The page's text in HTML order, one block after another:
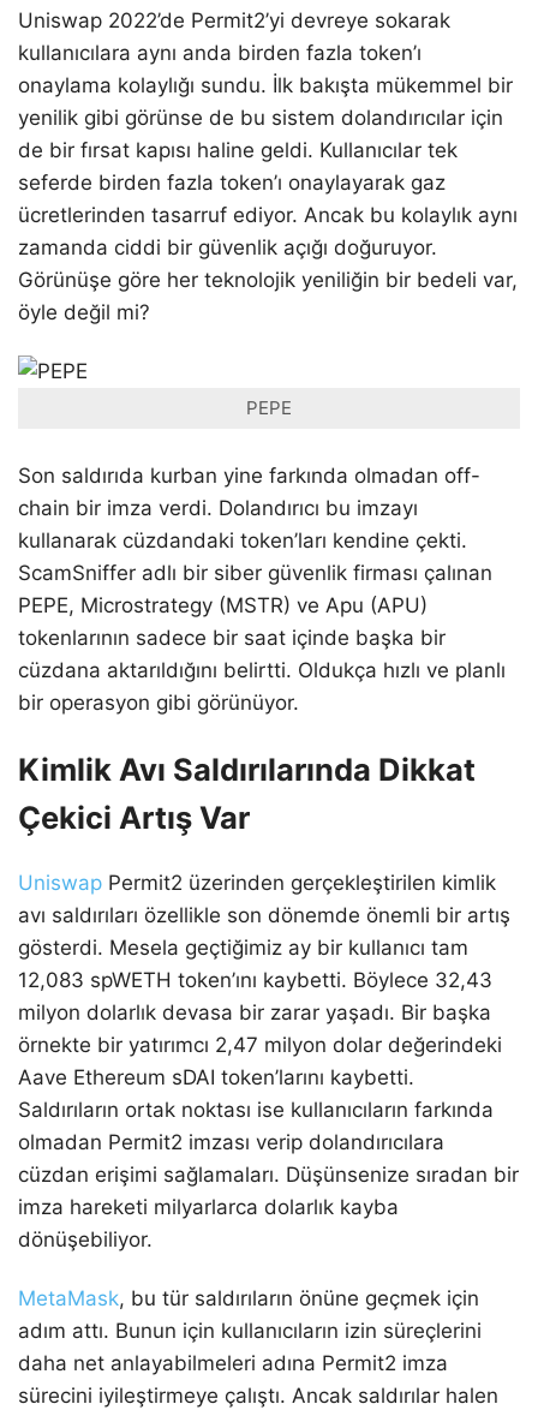
Uniswap 2022’de Permit2’yi devreye sokarak
kullanıcılara aynı anda birden fazla token’ı
onaylama kolaylığı sundu. İlk bakışta mükemmel bir
yenilik gibi görünse de bu sistem dolandırıcılar için
de bir fırsat kapısı haline geldi. Kullanıcılar tek
seferde birden fazla token’ı onaylayarak gaz
ücretlerinden tasarruf ediyor. Ancak bu kolaylık aynı
zamanda ciddi bir güvenlik açığı doğuruyor.
Görünüşe göre her teknolojik yeniliğin bir bedeli var,
öyle değil mi?
PEPE
Son saldırıda kurban yine farkında olmadan off-
chain bir imza verdi. Dolandırıcı bu imzayı
kullanarak cüzdandaki token’ları kendine çekti.
ScamSniffer adlı bir siber güvenlik firması çalınan
PEPE, Microstrategy (MSTR) ve Apu (APU)
tokenlarının sadece bir saat içinde başka bir
cüzdana aktarıldığını belirtti. Oldukça hızlı ve planlı
bir operasyon gibi görünüyor.
Kimlik Avı Saldırılarında Dikkat
Çekici Artış Var
Uniswap Permit2 üzerinden gerçekleştirilen kimlik
avı saldırıları özellikle son dönemde önemli bir artış
gösterdi. Mesela geçtiğimiz ay bir kullanıcı tam
12,083 spWETH token’ını kaybetti. Böylece 32,43
milyon dolarlık devasa bir zarar yaşadı. Bir başka
örnekte bir yatırımcı 2,47 milyon dolar değerindeki
Aave Ethereum sDAI token’larını kaybetti.
Saldırıların ortak noktası ise kullanıcıların farkında
olmadan Permit2 imzası verip dolandırıcılara
cüzdan erişimi sağlamaları. Düşünsenize sıradan bir
imza hareketi milyarlarca dolarlık kayba
dönüşebiliyor.
MetaMask, bu tür saldırıların önüne geçmek için
adım attı. Bunun için kullanıcıların izin süreçlerini
daha net anlayabilmeleri adına Permit2 imza
sürecini iyileştirmeye çalıştı. Ancak saldırılar halen